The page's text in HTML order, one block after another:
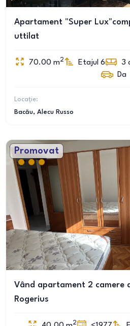
Apartament "Super
uttilat
70.00 m2 Etajul 6 3
Da
Locație:
Bacău, Alecu Russo
Promovat
Vând apartament 2 camere
Rogerius
2